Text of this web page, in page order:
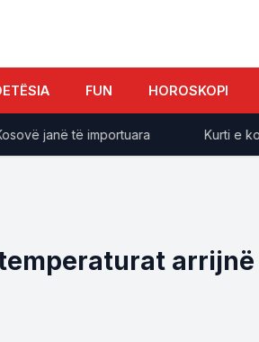
FUN HOROSKOPI
janë të importuara Kurti e
arrijnë